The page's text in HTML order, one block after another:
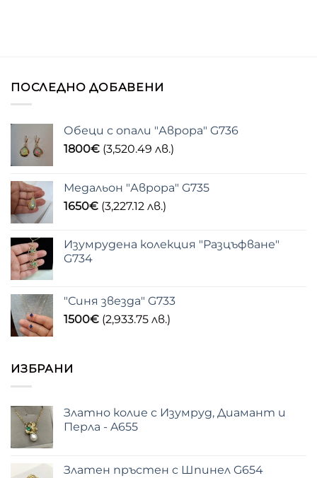
ПОСЛЕДНО ДОБАВЕНИ
Обеци с опали "Аврора" G736
1800€ (3,520.49 лв.)
Медальон "Аврора" G735
1650€ (3,227.12 лв.)
Изумрудена колекция "Разцъфване"
G734
"Синя звезда" G733
1500€ (2,933.75 лв.)
ИЗБРАНИ
Златно колие с Изумруд, Диамант и
Перла - A655
Златен пръстен с Шпинел G654